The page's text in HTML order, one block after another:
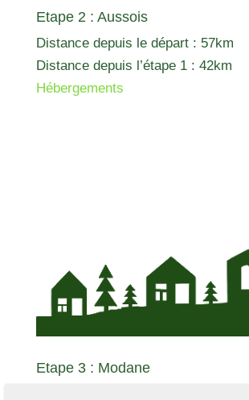
Etape 2 : Aussois
Distance depuis le départ : 57km
Distance depuis l’étape 1 : 42km
Hébergements
Etape 3 : Modane